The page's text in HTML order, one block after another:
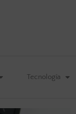
Tecnología